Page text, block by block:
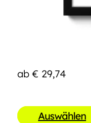
ab € 29,74
Auswählen